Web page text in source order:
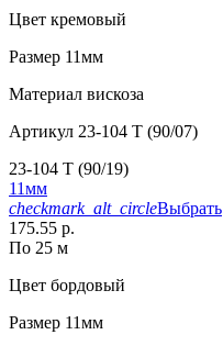
Цвет кремовый
Размер 11мм
Материал вискоза
Артикул 23-104 T (90/07)
23-104 T (90/19)
11мм
checkmark_alt_circleВыбрать
175.55 р.
По 25 м
Цвет бордовый
Размер 11мм